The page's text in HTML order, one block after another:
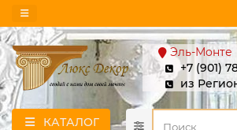
Эль-Монте
+7 (901)
из
КАТАЛОГ